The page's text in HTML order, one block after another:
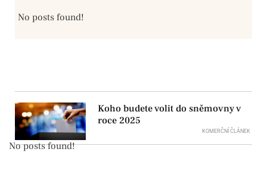
No posts found!
Koho budete volit do sněmovny v
roce 2025
KOMERČNÍ ČLÁNEK
No posts found!